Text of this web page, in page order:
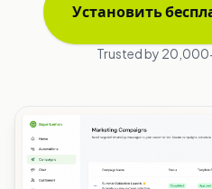
Установить
Trusted by